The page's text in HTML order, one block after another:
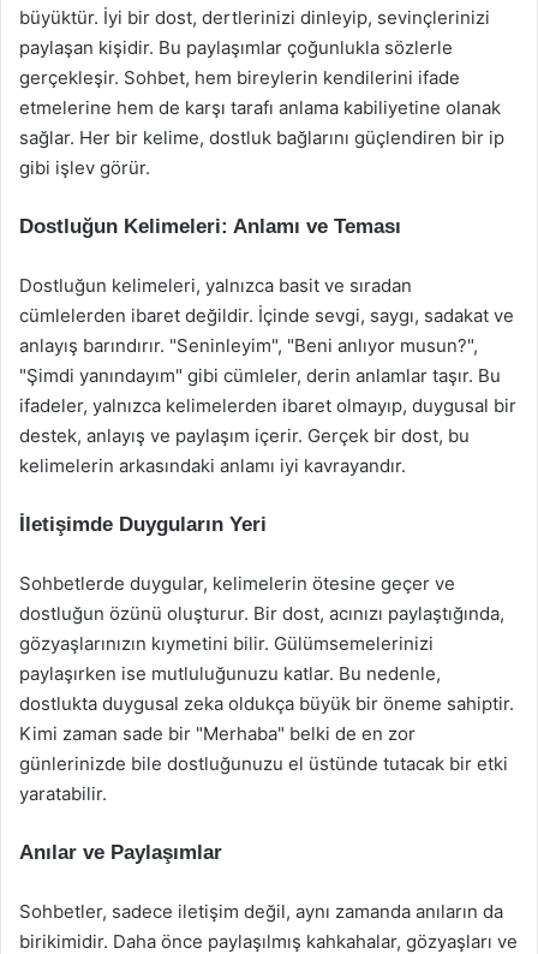
büyüktür. İyi bir dost, dertlerinizi dinleyip, sevinçlerinizi
paylaşan kişidir. Bu paylaşımlar çoğunlukla sözlerle
gerçekleşir. Sohbet, hem bireylerin kendilerini ifade
etmelerine hem de karşı tarafı anlama kabiliyetine olanak
sağlar. Her bir kelime, dostluk bağlarını güçlendiren bir ip
gibi işlev görür.
Dostluğun Kelimeleri: Anlamı ve Teması
Dostluğun kelimeleri, yalnızca basit ve sıradan
cümlelerden ibaret değildir. İçinde sevgi, saygı, sadakat ve
anlayış barındırır. "Seninleyim", "Beni anlıyor musun?",
"Şimdi yanındayım" gibi cümleler, derin anlamlar taşır. Bu
ifadeler, yalnızca kelimelerden ibaret olmayıp, duygusal bir
destek, anlayış ve paylaşım içerir. Gerçek bir dost, bu
kelimelerin arkasındaki anlamı iyi kavrayandır.
İletişimde Duyguların Yeri
Sohbetlerde duygular, kelimelerin ötesine geçer ve
dostluğun özünü oluşturur. Bir dost, acınızı paylaştığında,
gözyaşlarınızın kıymetini bilir. Gülümsemelerinizi
paylaşırken ise mutluluğunuzu katlar. Bu nedenle,
dostlukta duygusal zeka oldukça büyük bir öneme sahiptir.
Kimi zaman sade bir "Merhaba" belki de en zor
günlerinizde bile dostluğunuzu el üstünde tutacak bir etki
yaratabilir.
Anılar ve Paylaşımlar
Sohbetler, sadece iletişim değil, aynı zamanda anıların da
birikimidir. Daha önce paylaşılmış kahkahalar, gözyaşları ve